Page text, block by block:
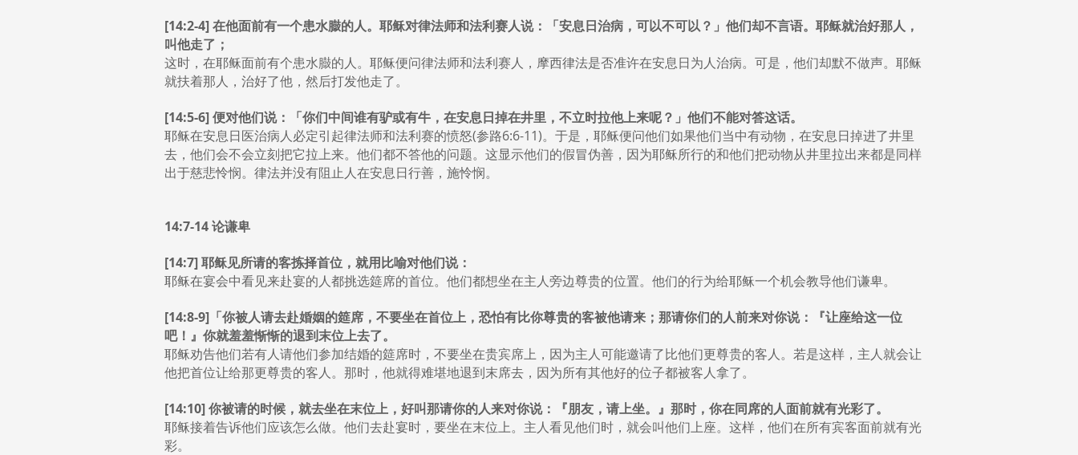
[14:2-4] 在他面前有一个患水臌的人。耶稣对律法师和法利赛人说：「安息日治病，可以不可以？」他们却不言语。耶稣就治好那人，
叫他走了；
这时，在耶稣面前有个患水臌的人。耶稣便问律法师和法利赛人，摩西律法是否准许在安息日为人治病。可是，他们却默不做声。耶稣
就扶着那人，治好了他，然后打发他走了。
[14:5-6] 便对他们说：「你们中间谁有驴或有牛，在安息日掉在井里，不立时拉他上来呢？」他们不能对答这话。
耶稣在安息日医治病人必定引起律法师和法利赛的愤怒(参路6:6-11)。于是，耶稣便问他们如果他们当中有动物，在安息日掉进了井里
去，他们会不会立刻把它拉上来。他们都不答他的问题。这显示他们的假冒伪善，因为耶稣所行的和他们把动物从井里拉出来都是同样
出于慈悲怜悯。律法并没有阻止人在安息日行善，施怜悯。
14:7-14 论谦卑
[14:7] 耶稣见所请的客拣择首位，就用比喻对他们说：
耶稣在宴会中看见来赴宴的人都挑选筵席的首位。他们都想坐在主人旁边尊贵的位置。他们的行为给耶稣一个机会教导他们谦卑。
[14:8-9]「你被人请去赴婚姻的筵席，不要坐在首位上，恐怕有比你尊贵的客被他请来；那请你们的人前来对你说：『让座给这一位
吧！』你就羞羞惭惭的退到末位上去了。
耶稣劝告他们若有人请他们参加结婚的筵席时，不要坐在贵宾席上，因为主人可能邀请了比他们更尊贵的客人。若是这样，主人就会让
他把首位让给那更尊贵的客人。那时，他就得难堪地退到末席去，因为所有其他好的位子都被客人拿了。
[14:10] 你被请的时候，就去坐在末位上，好叫那请你的人来对你说：『朋友，请上坐。』那时，你在同席的人面前就有光彩了。
耶稣接着告诉他们应该怎么做。他们去赴宴时，要坐在末位上。主人看见他们时，就会叫他们上座。这样，他们在所有宾客面前就有光
彩。